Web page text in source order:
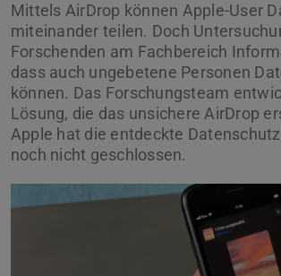
Mittels AirDrop können Apple-User
miteinander teilen. Doch
Forschenden am Fachbereich
dass auch ungebetene Personen
können. Das Forschungsteam
Lösung, die das unsichere AirDrop
Apple hat die entdeckte
noch nicht geschlossen.